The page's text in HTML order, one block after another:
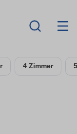
4 Zimmer